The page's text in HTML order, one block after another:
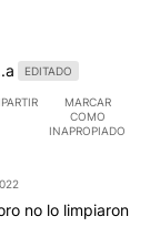
EDITADO
MARCAR
COMO
INAPROPIADO
no lo limpiaron